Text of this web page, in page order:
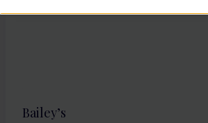
Bailey’s